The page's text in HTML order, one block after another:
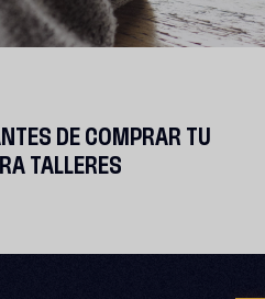
DE COMPRAR TU
TALLERES